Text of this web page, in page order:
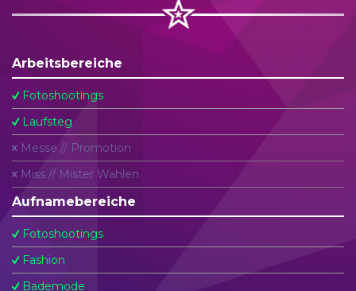
Arbeitsbereiche
Fotoshootings
Laufsteg
Messe // Promotion
Miss // Mister Wahlen
Aufnamebereiche
Fotoshootings
Fashion
Bademode